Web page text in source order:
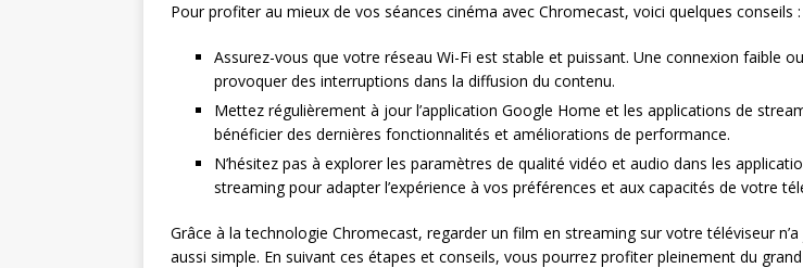
Pour profiter au mieux de vos séances cinéma avec Chromecast, voici quelques conseils :
Assurez-vous que votre réseau Wi-Fi est stable et puissant. Une connexion faible
provoquer des interruptions dans la diffusion du contenu.
Mettez régulièrement à jour l’application Google Home et les applications de
bénéficier des dernières fonctionnalités et améliorations de performance.
N’hésitez pas à explorer les paramètres de qualité vidéo et audio dans les
streaming pour adapter l’expérience à vos préférences et aux capacités de votre
Grâce à la technologie Chromecast, regarder un film en streaming sur votre téléviseur
aussi simple. En suivant ces étapes et conseils, vous pourrez profiter pleinement du